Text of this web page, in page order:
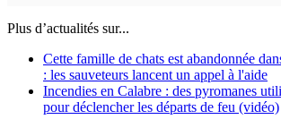
Plus d’actualités sur...
Cette famille de chats est abandonnée
: les sauveteurs lancent un appel à l'aide
Incendies en Calabre : des pyromanes
pour déclencher les départs de feu (vidéo)